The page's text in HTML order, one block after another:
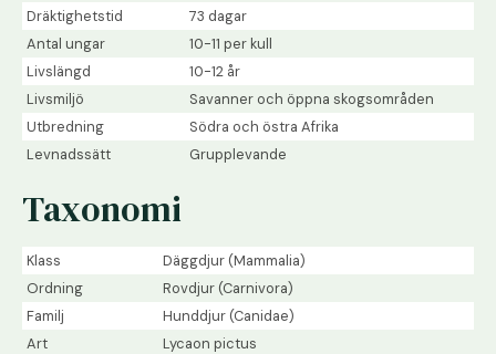
Dräktighetstid
73 dagar
Antal ungar
10-11 per kull
Livslängd
10-12 år
Livsmiljö
Savanner och öppna skogsområden
Utbredning
Södra och östra Afrika
Levnadssätt
Grupplevande
Taxonomi
Klass
Däggdjur (Mammalia)
Ordning
Rovdjur (Carnivora)
Familj
Hunddjur (Canidae)
Art
Lycaon pictus